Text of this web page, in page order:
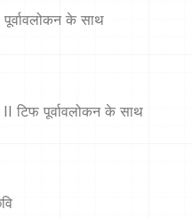
के साथ
टिफ पूर्वावलोकन के साथ